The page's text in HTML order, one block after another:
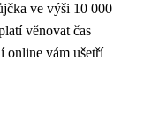
ve výši 10 000
věnovat čas
online vám ušetří